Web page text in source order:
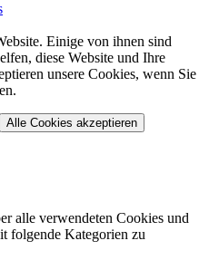
Einige von ihnen sind
diese Website und Ihre
unsere Cookies, wenn Sie
Alle Cookies akzeptieren
alle verwendeten Cookies und
folgende Kategorien zu